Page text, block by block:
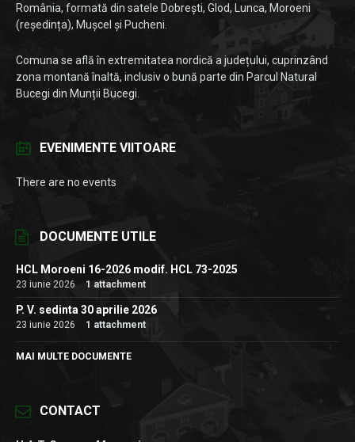
România, formată din satele Dobrești, Glod, Lunca, Moroeni
(reședința), Mușcel și Pucheni.
Comuna se află în extremitatea nordică a județului, cuprinzând
zona montană înaltă, inclusiv o bună parte din Parcul Natural
Bucegi din Munții Bucegi.
EVENIMENTE VIITOARE
There are no events
DOCUMENTE UTILE
HCL Moroeni 16-2026 modif. HCL 73-2025
23 iunie 2026 1 attachment
P. V. sedinta 30 aprilie 2026
23 iunie 2026 1 attachment
MAI MULTE DOCUMENTE
CONTACT